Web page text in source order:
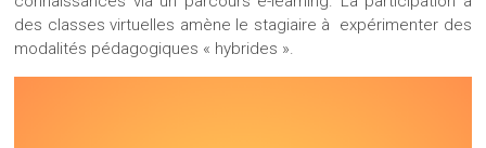
des classes virtuelles amène le stagiaire à expérimenter des
modalités pédagogiques « hybrides ».